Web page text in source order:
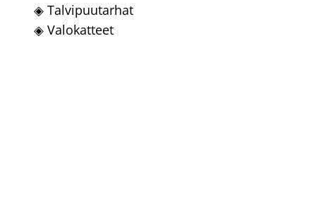
◈ Talvipuutarhat
◈ Valokatteet